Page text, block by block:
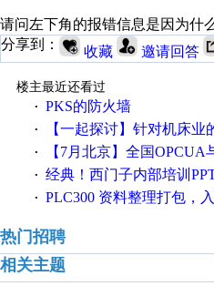
请问左下角的报错信息是因为什
分享到：
收藏 邀请回答
楼主最近还看过
· PKS的防火墙
· 【一起探讨】针对机床业的伺服系统发展，您的
· 【7月北京】全国OPCUA与工业互联技术培
· 经典！西门子内部培训
· PLC300 资料整理打包，
热门招聘
相关主题